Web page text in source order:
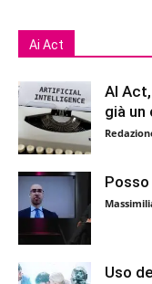
Ai Act
AI
già un
Posso
Uso